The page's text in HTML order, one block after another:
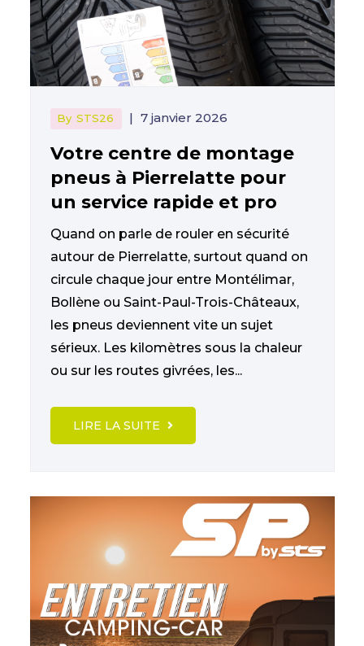
By STS26 | 7 janvier 2026
Votre centre de montage
pneus à Pierrelatte pour
un service rapide et pro
Quand on parle de rouler en sécurité
autour de Pierrelatte, surtout quand on
circule chaque jour entre Montélimar,
Bollène ou Saint-Paul-Trois-Châteaux,
les pneus deviennent vite un sujet
sérieux. Les kilomètres sous la chaleur
ou sur les routes givrées, les...
LIRE LA SUITE